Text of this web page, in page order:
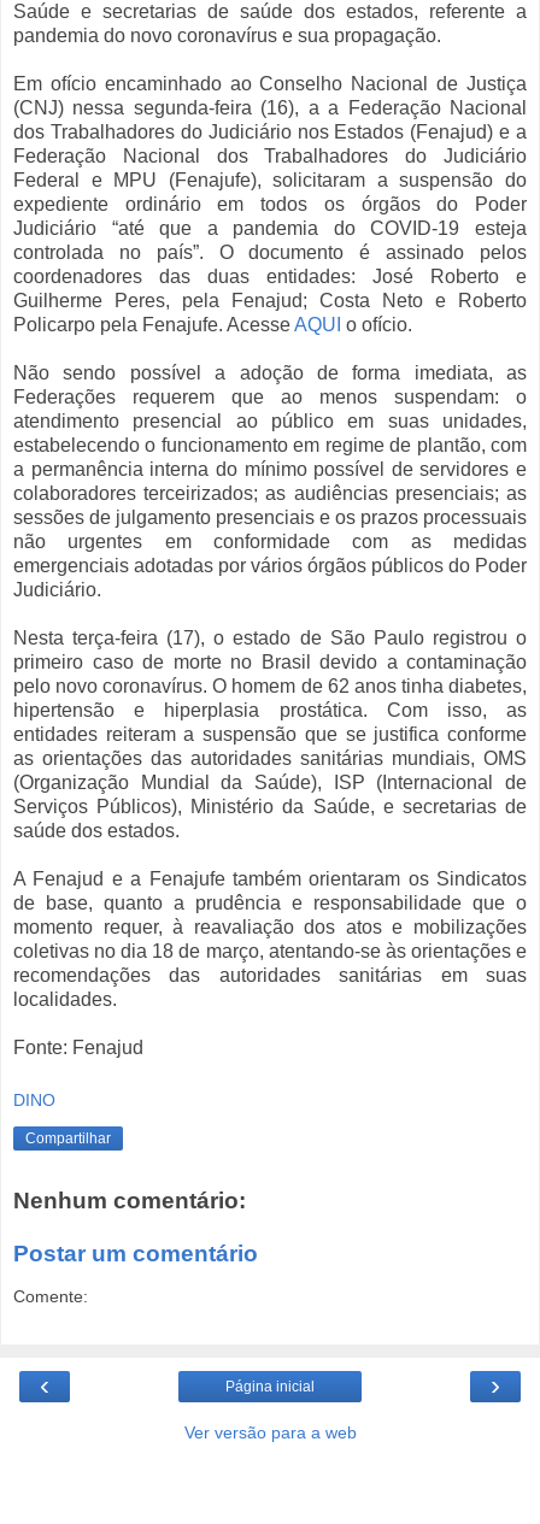
Saúde e secretarias de saúde dos estados, referente a
pandemia do novo coronavírus e sua propagação.
Em ofício encaminhado ao Conselho Nacional de Justiça
(CNJ) nessa segunda-feira (16), a a Federação Nacional
dos Trabalhadores do Judiciário nos Estados (Fenajud) e a
Federação Nacional dos Trabalhadores do Judiciário
Federal e MPU (Fenajufe), solicitaram a suspensão do
expediente ordinário em todos os órgãos do Poder
Judiciário “até que a pandemia do COVID-19 esteja
controlada no país”. O documento é assinado pelos
coordenadores das duas entidades: José Roberto e
Guilherme Peres, pela Fenajud; Costa Neto e Roberto
Policarpo pela Fenajufe. AcesseAQUI o ofício.
Não sendo possível a adoção de forma imediata, as
Federações requerem que ao menos suspendam: o
atendimento presencial ao público em suas unidades,
estabelecendo o funcionamento em regime de plantão, com
a permanência interna do mínimo possível de servidores e
colaboradores terceirizados; as audiências presenciais; as
sessões de julgamento presenciais e os prazos processuais
não urgentes em conformidade com as medidas
emergenciais adotadas por vários órgãos públicos do Poder
Judiciário.
Nesta terça-feira (17), o estado de São Paulo registrou o
primeiro caso de morte no Brasil devido a contaminação
pelo novo coronavírus. O homem de 62 anos tinha diabetes,
hipertensão e hiperplasia prostática. Com isso, as
entidades reiteram a suspensão que se justifica conforme
as orientações das autoridades sanitárias mundiais, OMS
(Organização Mundial da Saúde), ISP (Internacional de
Serviços Públicos), Ministério da Saúde, e secretarias de
saúde dos estados.
A Fenajud e a Fenajufe também orientaram os Sindicatos
de base, quanto a prudência e responsabilidade que o
momento requer, à reavaliação dos atos e mobilizações
coletivas no dia 18 de março, atentando-se às orientações e
recomendações das autoridades sanitárias em suas
localidades.
Fonte: Fenajud
DINO
Compartilhar
Nenhum comentário:
Postar um comentário
Comente:
‹ ›
Página inicial
Ver versão para a web